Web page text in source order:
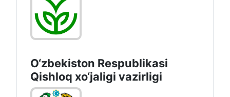
O‘zbekiston Respublikasi
Qishloq хo‘jаligi vаzirligi